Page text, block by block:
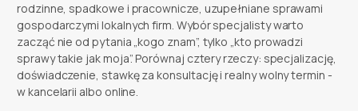
rodzinne, spadkowe i pracownicze, uzupełniane sprawami
gospodarczymi lokalnych firm. Wybór specjalisty warto
zacząć nie od pytania „kogo znam”, tylko „kto prowadzi
sprawy takie jak moja”. Porównaj cztery rzeczy: specjalizację,
doświadczenie, stawkę za konsultację i realny wolny termin -
w kancelarii albo online.